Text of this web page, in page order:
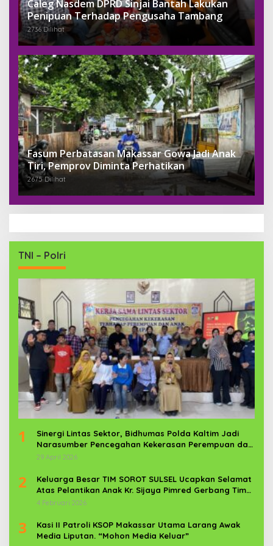
Caleg Nasdem DPRD Sinjai Bantah Lakukan
Penipuan Terhadap Pengusaha Tambang
2736 Dilihat
Fasum Perbatasan Makassar Gowa Jadi Anak
Tiri, Pemprov Diminta Perhatikan
2675 Dilihat
TNI – Polri
1
Sinergi Lintas Sektor, Bidhumas Polda Kaltim Jadi
Narasumber Pencegahan Kekerasan Perempuan dan
Anak
29 April 2026
2
Keluarga Besar TIM SOROT SULSEL Ucapkan Selamat
Atas Pelantikan Anak Kr. Sijaya Pimred Gerbang Timur
News Com Sebagai Prajurit TNI
4 Februari 2026
3
Kasi II Patroli KSOP Makassar Utama Larang Awak
Media Liputan. “Mohon Media Keluar”